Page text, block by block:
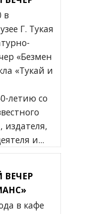
в
Г. Тукая
«Безмен
«Тукай и
летию со
издателя,
и...
в кафе